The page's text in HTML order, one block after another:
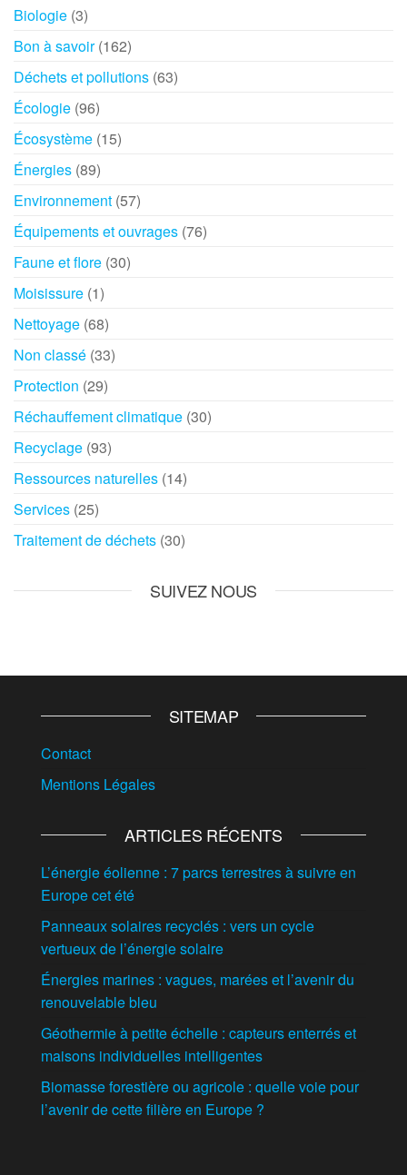
Biologie (3)
Bon à savoir(162)
Déchets et pollutions (63)
Écologie (96)
Écosystème (15)
Énergies (89)
Environnement (57)
Équipements et ouvrages (76)
Faune et flore (30)
Moisissure (1)
Nettoyage (68)
Non classé (33)
Protection (29)
Réchauffement climatique (30)
Recyclage (93)
Ressources naturelles (14)
Services (25)
Traitement de déchets (30)
SUIVEZ NOUS
SITEMAP
Contact
Mentions Légales
ARTICLES RÉCENTS
L’énergie éolienne : 7 parcs terrestres à suivre en
Europe cet été
Panneaux solaires recyclés : vers un cycle
vertueux de l’énergie solaire
Énergies marines : vagues, marées et l’avenir du
renouvelable bleu
Géothermie à petite échelle : capteurs enterrés et
maisons individuelles intelligentes
Biomasse forestière ou agricole : quelle voie pour
l’avenir de cette filière en Europe ?